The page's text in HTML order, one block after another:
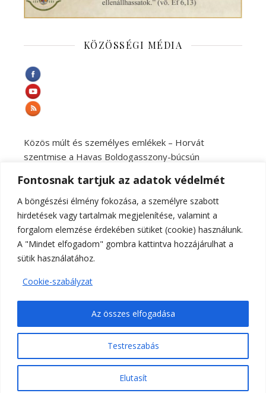
Fontosnak tartjuk az adatok védelmét
A böngészési élmény fokozása, a személyre szabott
hirdetések vagy tartalmak megjelenítése, valamint a
forgalom elemzése érdekében sütiket (cookie) használunk.
A "Mindet elfogadom" gombra kattintva hozzájárulhat a
sütik használatához.
Cookie-szabályzat
Testreszabás
Elutasít
Az összes elfogadása
KÖZÖSSÉGI MÉDIA
Közös múlt és személyes emlékek – Horvát
szentmise a Havas Boldogasszony-búcsún
Egyházmegyében
„Bár távolabb visz az utam, de szűk hazám a Kármel
mellett mindig is a Pécsi Egyházmegye lesz” – Interjú
Dr. Fekete Zoltán atyával
Varga László kaposvári püspök Pécsen: A szentség
nem a bűntelenség, hanem az Istennel való kapcsolat
Augusztus 15-én ünnepeljük a Pécsi Egyházmegye
fogadalmi búcsúját Máriagyűdön
Római Katolikus - Jézus Szíve - Plébánia Paks 2022
Ashe a sablont készítette: